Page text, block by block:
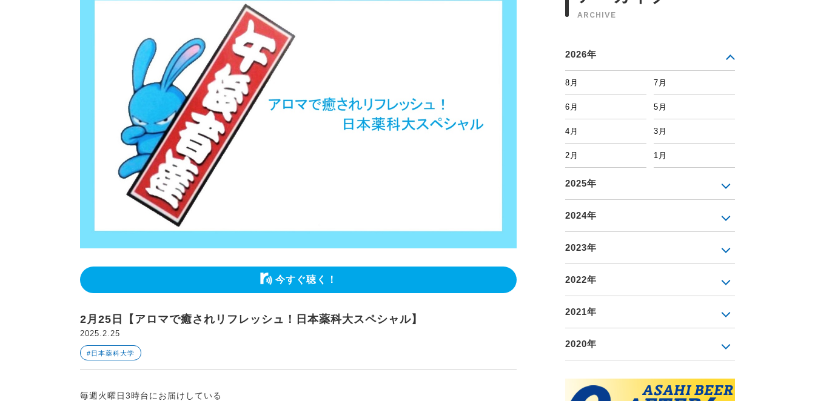
今すぐ聴く！
2月25日【アロマで癒されリフレッシュ！日本薬科大スペシャル】
2025.2.25
#日本薬科大学
毎週火曜日3時台にお届けしている
ARCHIVE
2026年
8月 7月
6月 5月
4月 3月
2月 1月
2025年
2024年
2023年
2022年
2021年
2020年